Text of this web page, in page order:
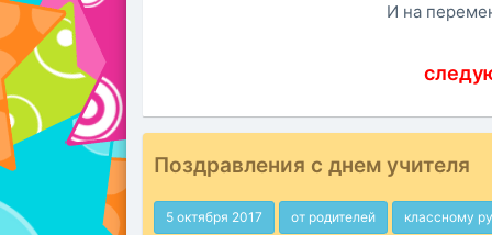
И на
Поздравления с днем учителя
5 октября 2017 от родителей классному